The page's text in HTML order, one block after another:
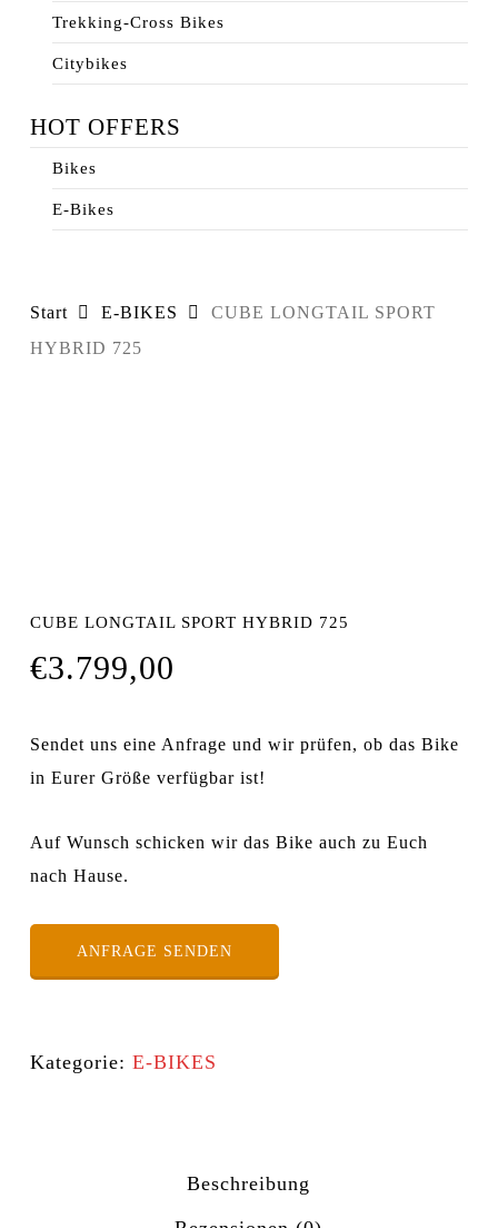
Trekking-Cross Bikes
Citybikes
HOT OFFERS
Bikes
E-Bikes
Start E-BIKES
CUBE LONGTAIL SPORT
HYBRID 725
CUBE LONGTAIL SPORT HYBRID 725
€3.799,00
Sendet uns eine Anfrage und wir prüfen, ob das Bike
in Eurer Größe verfügbar ist!
Auf Wunsch schicken wir das Bike auch zu Euch
nach Hause.
ANFRAGE SENDEN
Kategorie: E-BIKES
Beschreibung